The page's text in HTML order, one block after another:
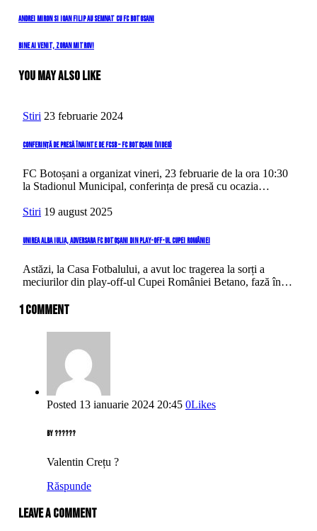
Navigare
în
Previous
Andrei Miron si Ioan Filip au semnat cu FC botosani
Next
Bine ai venit, Zoran Mitrov!
You May Also Like
Stiri 23 februarie 2024
Conferință de presă înainte de FCSB – FC Botoșani (video)
FC Botoșani a organizat vineri, 23 februarie de la ora 10:30
la Stadionul Municipal, conferința de presă cu ocazia…
Stiri 19 august 2025
Unirea Alba Iulia, adversara FC Botoșani din play-off-ul Cupei României
Astăzi, la Casa Fotbalului, a avut loc tragerea la sorți a
meciurilor din play-off-ul Cupei României Betano, fază în…
1 Comment
Posted 13 ianuarie 2024 20:45 0Likes
by??????
Valentin Crețu ?
Răspunde
Leave a comment